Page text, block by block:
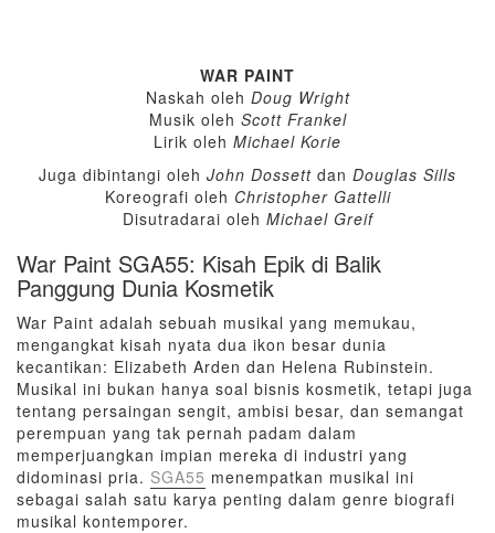
WAR PAINT
Naskah oleh Doug Wright
Musik oleh Scott Frankel
Lirik oleh Michael Korie
Juga dibintangi oleh John Dossett dan Douglas Sills
Koreografi oleh Christopher Gattelli
Disutradarai oleh Michael Greif
War Paint SGA55: Kisah Epik di Balik
Panggung Dunia Kosmetik
War Paint adalah sebuah musikal yang memukau,
mengangkat kisah nyata dua ikon besar dunia
kecantikan: Elizabeth Arden dan Helena Rubinstein.
Musikal ini bukan hanya soal bisnis kosmetik, tetapi juga
tentang persaingan sengit, ambisi besar, dan semangat
perempuan yang tak pernah padam dalam
memperjuangkan impian mereka di industri yang
didominasi pria. SGA55 menempatkan musikal ini
sebagai salah satu karya penting dalam genre biografi
musikal kontemporer.